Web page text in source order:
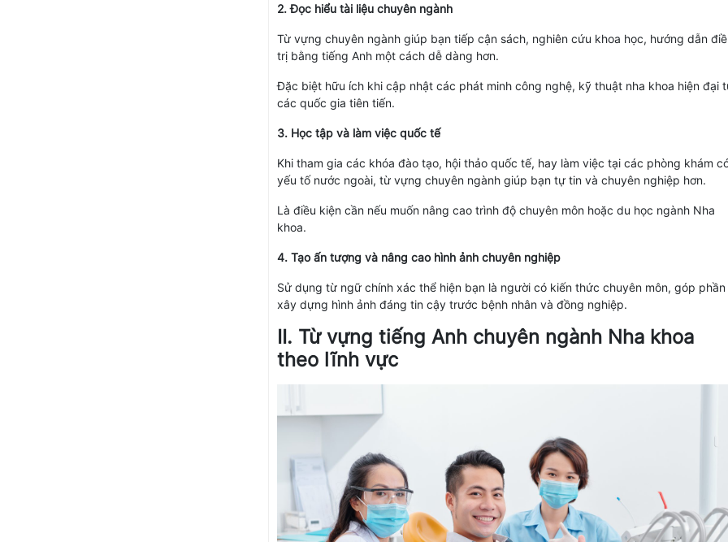
2. Đọc hiểu tài liệu chuyên ngành
Từ vựng chuyên ngành giúp bạn tiếp cận sách, nghiên cứu khoa học, hướng dẫn
trị bằng tiếng Anh một cách dễ dàng hơn.
Đặc biệt hữu ích khi cập nhật các phát minh công nghệ, kỹ thuật nha khoa hiện đại
các quốc gia tiên tiến.
3. Học tập và làm việc quốc tế
Khi tham gia các khóa đào tạo, hội thảo quốc tế, hay làm việc tại các phòng khám
yếu tố nước ngoài, từ vựng chuyên ngành giúp bạn tự tin và chuyên nghiệp hơn.
Là điều kiện cần nếu muốn nâng cao trình độ chuyên môn hoặc du học ngành Nha
khoa.
4. Tạo ấn tượng và nâng cao hình ảnh chuyên nghiệp
Sử dụng từ ngữ chính xác thể hiện bạn là người có kiến thức chuyên môn, góp phần
xây dựng hình ảnh đáng tin cậy trước bệnh nhân và đồng nghiệp.
II. Từ vựng tiếng Anh chuyên ngành Nha khoa
theo lĩnh vực